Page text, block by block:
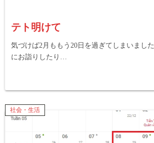
テト明けて
気づけば2月ももう20日を過ぎてしまいました
にお詣りしたり…
社会・生活